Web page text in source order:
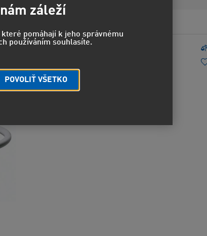
záleží
pomáhají k jeho správnému
používáním souhlasíte.
POVOLIŤ VŠETKO